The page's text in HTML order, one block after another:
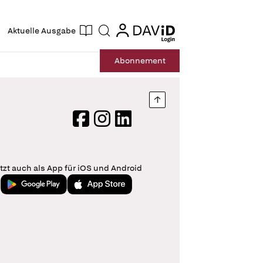
Aktuelle Ausgabe Suche login
login
Abonnement
Nach oben springen
FacebookInstagram
LinkedIn
auch als App für iOS und Android
Jetzt bei Google PlayLaden im App Store